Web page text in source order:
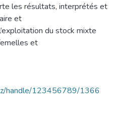
les résultats, interprétés et
et
du stock mixte
et
handle/123456789/1366